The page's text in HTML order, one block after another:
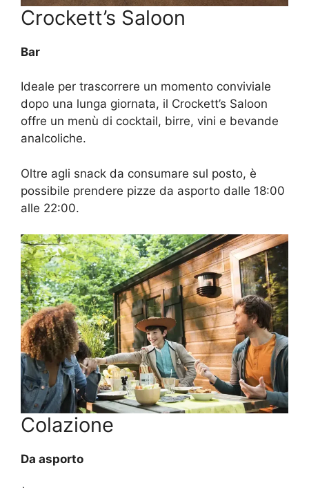
Crockett’s Saloon
Bar
Ideale per trascorrere un momento conviviale
dopo una lunga giornata, il Crockett’s Saloon
offre un menù di cocktail, birre, vini e bevande
analcoliche.
Oltre agli snack da consumare sul posto, è
possibile prendere pizze da asporto dalle 18:00
alle 22:00.
Colazione
Da asporto